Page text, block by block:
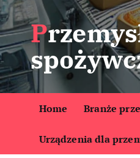
S
k
i
p
t
o
Przemysł
Home Branże
Urządzenia dla